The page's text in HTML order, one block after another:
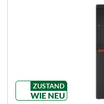
ZUSTAND
WIE NEU